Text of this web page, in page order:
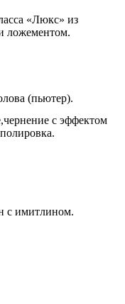
«Люкс» из
ложементом.
(пьютер).
с эффектом
с имитлином.